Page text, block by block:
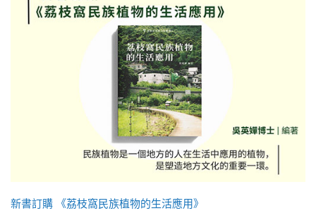
新書訂購 《荔枝窩民族植物的生活應用》